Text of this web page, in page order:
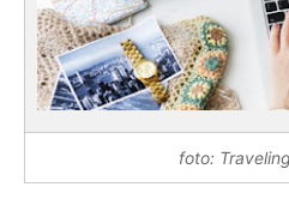
foto: